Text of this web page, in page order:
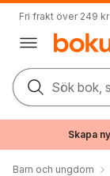
Fri frakt över 249 kr
Sök bok,
Skapa
Barn och ungdom